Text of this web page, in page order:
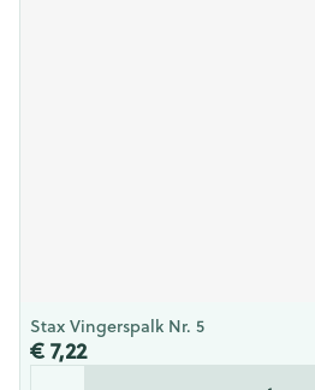
Stax Vingerspalk Nr. 5
€ 7,22
Aantal